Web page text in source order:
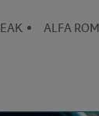
159 1 BREAK